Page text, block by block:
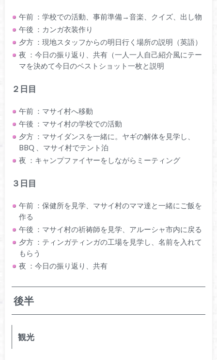
午前 ：学校での活動、事前準備→音楽、クイズ、出し物
午後 ：カンガ衣装作り
夕方 ：現地スタッフからの明日行く場所の説明（英語）
夜 ：今日の振り返り、共有（一人一人自己紹介風にテー
マを決めて今日のベストショット一枚と説明
２日目
午前 ：マサイ村へ移動
午後 ：マサイ村の学校での活動
夕方 ：マサイダンスを一緒に。ヤギの解体を見学し、
BBQ 、マサイ村でテント泊
夜 ：キャンプファイヤーをしながらミーティング
３日目
午前 ：保健所を見学、マサイ村のママ達と一緒にご飯を
作る
午後 ：マサイ村の祈祷師を見学、アルーシャ市内に戻る
夕方 ：ティンガティンガの工場を見学し、名前を入れて
もらう
夜 ：今日の振り返り、共有
後半
観光